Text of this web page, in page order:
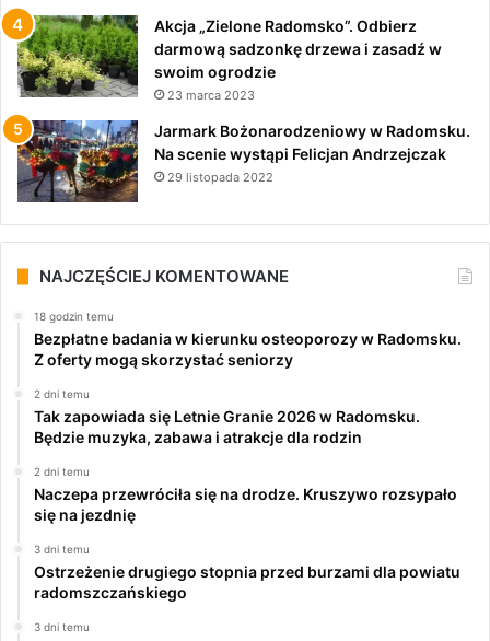
Akcja „Zielone Radomsko”. Odbierz
darmową sadzonkę drzewa i zasadź w
swoim ogrodzie
23 marca 2023
Jarmark Bożonarodzeniowy w Radomsku.
Na scenie wystąpi Felicjan Andrzejczak
29 listopada 2022
NAJCZĘŚCIEJ KOMENTOWANE
18 godzin temu
Bezpłatne badania w kierunku osteoporozy w Radomsku.
Z oferty mogą skorzystać seniorzy
2 dni temu
Tak zapowiada się Letnie Granie 2026 w Radomsku.
Będzie muzyka, zabawa i atrakcje dla rodzin
2 dni temu
Naczepa przewróciła się na drodze. Kruszywo rozsypało
się na jezdnię
3 dni temu
Ostrzeżenie drugiego stopnia przed burzami dla powiatu
radomszczańskiego
3 dni temu